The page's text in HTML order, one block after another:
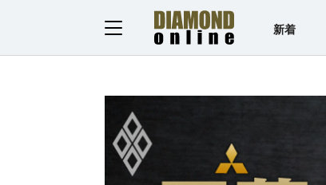
新着